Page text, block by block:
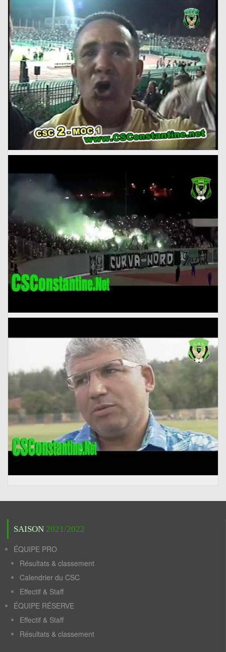
SAISON 2021/2022
ÉQUIPE PRO
Résultats & classement
Calendrier du CSC
Effectif & Staff
ÉQUIPE RÉSERVE
Effectif & Staff
Résultats & classement